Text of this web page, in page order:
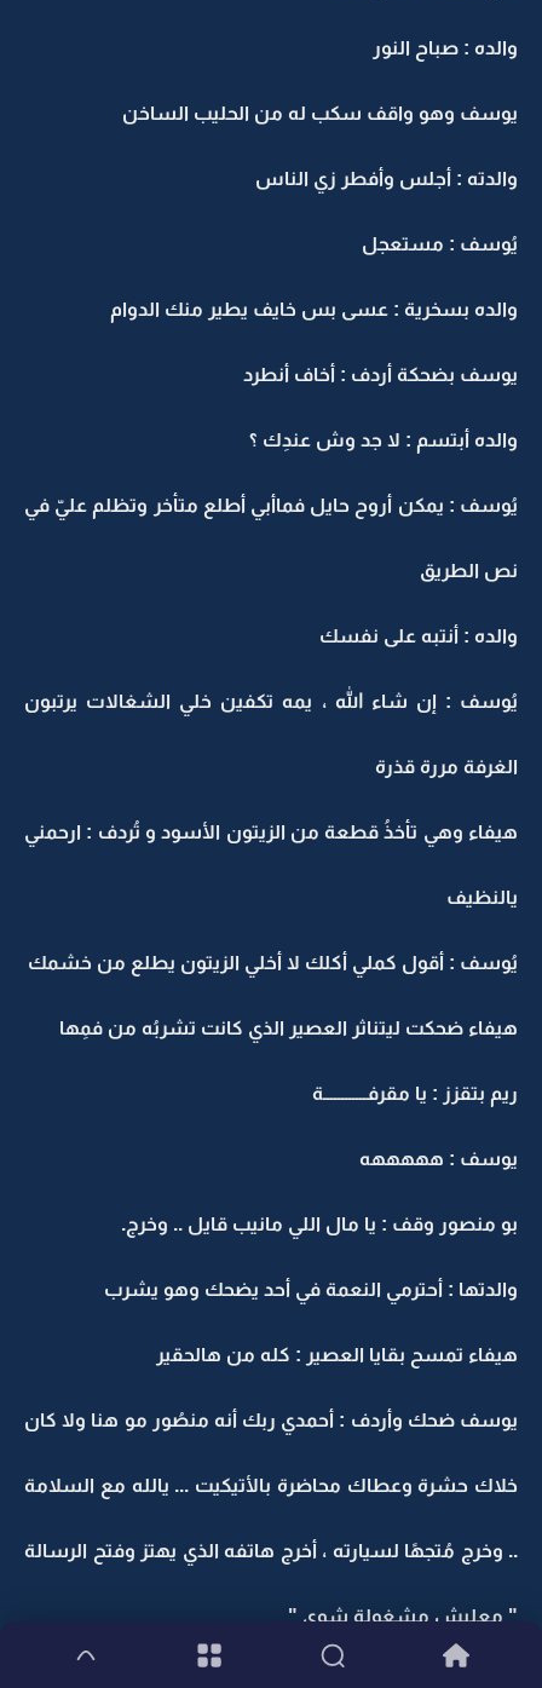
والده : صباح النور
يوسف وهو واقف سكب له من الحليب الساخن
والدته : أجلس وأفطر زي الناس
يُوسف : مستعجل
والده بسخرية : عسى بس خايف يطير منك الدوام
يوسف بضحكة أردف : أخاف أنطرد
والده أبتسم : لا جد وش عندِك ؟
يُوسف : يمكن أروح حايل فماأبي أطلع متأخر وتظلم عليّ في
نص الطريق
والده : أنتبه على نفسك
يُوسف : إن شاء الله ، يمه تكفين خلي الشغالات يرتبون
الغرفة مررة قذرة
هيفاء وهي تأخذُ قطعة من الزيتون الأسود و تُردف : ارحمني
يالنظيف
يُوسف : أقول كملي أكلك لا أخلي الزيتون يطلع من خشمك
هيفاء ضحكت ليتناثر العصير الذي كانت تشربُه من فمِها
ريم بتقزز : يا مقرفــــــــــــة
يوسف : هههههه
بو منصور وقف : يا مال اللي مانيب قايل .. وخرج.
والدتها : أحترمي النعمة في أحد يضحك وهو يشرب
هيفاء تمسح بقايا العصير : كله من هالحقير
يوسف ضحك وأردف : أحمدي ربك أنه منصُور مو هنا ولا كان
خلاك حشرة وعطاك محاضرة بالأتيكيت ... يالله مع السلامة
.. وخرج مُتجهًا لسيارته ، أخرج هاتفه الذي يهتز وفتح الرسالة
" معليش مشغولة شوي "